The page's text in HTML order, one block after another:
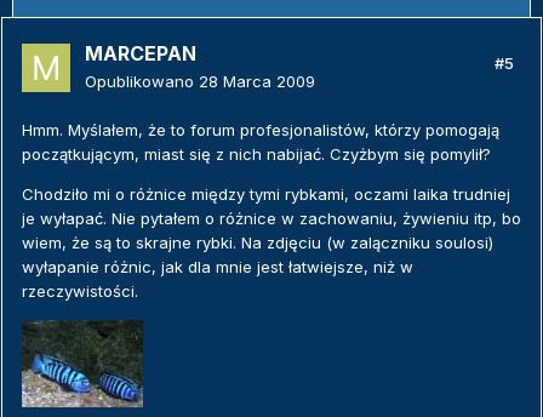
MARCEPAN
Opublikowano 28 Marca 2009
#5
Hmm. Myślałem, że to forum profesjonalistów, którzy pomogają
początkującym, miast się z nich nabijać. Czyżbym się pomylił?
Chodziło mi o różnice między tymi rybkami, oczami laika trudniej
je wyłapać. Nie pytałem o różnice w zachowaniu, żywieniu itp, bo
wiem, że są to skrajne rybki. Na zdjęciu (w zalączniku soulosi)
wyłapanie różnic, jak dla mnie jest łatwiejsze, niż w
rzeczywistości.